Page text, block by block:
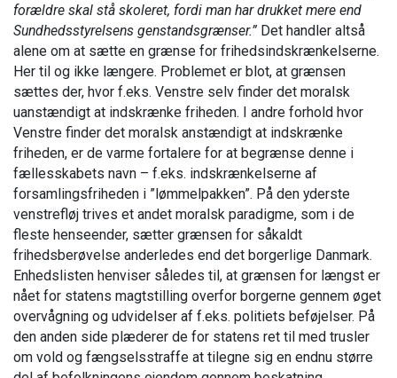
forældre skal stå skoleret, fordi man har drukket mere end
Sundhedsstyrelsens genstandsgrænser.” Det handler altså
alene om at sætte en grænse for frihedsindskrænkelserne.
Her til og ikke længere. Problemet er blot, at grænsen
sættes der, hvor f.eks. Venstre selv finder det moralsk
uanstændigt at indskrænke friheden. I andre forhold hvor
Venstre finder det moralsk anstændigt at indskrænke
friheden, er de varme fortalere for at begrænse denne i
fællesskabets navn – f.eks. indskrænkelserne af
forsamlingsfriheden i ”lømmelpakken”. På den yderste
venstrefløj trives et andet moralsk paradigme, som i de
fleste henseender, sætter grænsen for såkaldt
frihedsberøvelse anderledes end det borgerlige Danmark.
Enhedslisten henviser således til, at grænsen for længst er
nået for statens magtstilling overfor borgerne gennem øget
overvågning og udvidelser af f.eks. politiets beføjelser. På
den anden side plæderer de for statens ret til med trusler
om vold og fængselsstraffe at tilegne sig en endnu større